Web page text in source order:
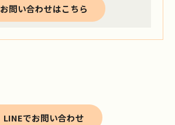
お問い合わせはこちら
LINEでお問い合わせ